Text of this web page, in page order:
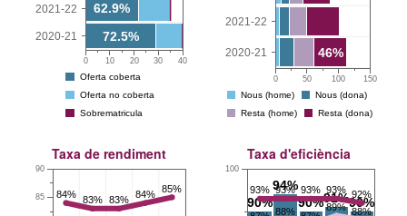
Oferta coberta
Oferta no coberta
Sobrematricula
72.5%
62.9%
2020-21
2021-22
0 10 20 30 40
Nous (home)
Nous (dona)
Resta (home)
Resta (dona)
46%
2020-21
2021-22
0 50 100 150
Taxa de rendiment Taxa d'eficiència
85
90
84%
83% 83%
84%
85%
90%
94%
90%91%90%
100
88% 89% 88%
93% 93% 93% 93% 92%